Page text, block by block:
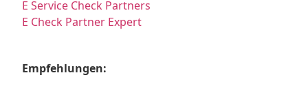
E Service Check Partners
E Check Partner Expert
Empfehlungen: